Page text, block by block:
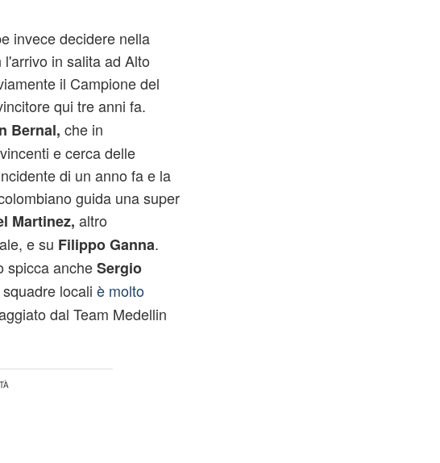
invece decidere nella
in salita ad Alto
il Campione del
qui tre anni fa.
Bernal, che in
e cerca delle
di un anno fa e la
guida una super
Martinez, altro
e su Filippo Ganna.
spicca ancheSergio
locali è molto
dal Team Medellin